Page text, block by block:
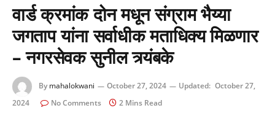
वार्ड क्रमांक दोन मधून संग्राम भैय्या
जगताप यांना सर्वाधीक मताधिक्य मिळणार
– नगरसेवक सुनील त्र्यंबके
By mahalokwani October 27, 2024 Updated: October 27,
2024
No Comments 2 Mins Read